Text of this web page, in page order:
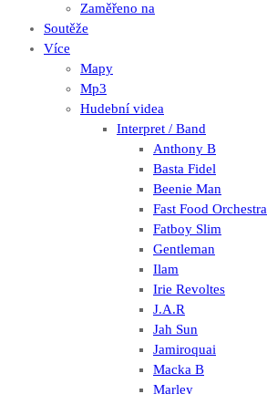
Zaměřeno na
Soutěže
Více
Mapy
Mp3
Hudební videa
Interpret / Band
Anthony B
Basta Fidel
Beenie Man
Fast Food Orchestra
Fatboy Slim
Gentleman
Ilam
Irie Revoltes
J.A.R
Jah Sun
Jamiroquai
Macka B
Marley